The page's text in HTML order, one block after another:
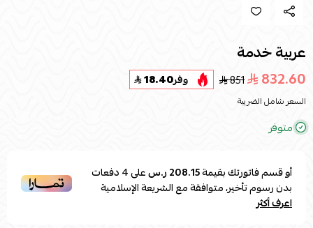
عربية خدمة
832.60
851 وفر18.40
السعر شامل الضريبة
متوفر
أو قسم فاتورتك بقيمة208.15 ر.س على4دفعات
بدون رسوم تأخير، متوافقة مع الشريعة الإسلامية
اعرف أكثر